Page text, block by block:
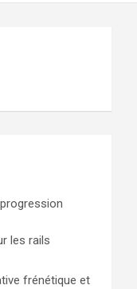
les rails
frénétique et